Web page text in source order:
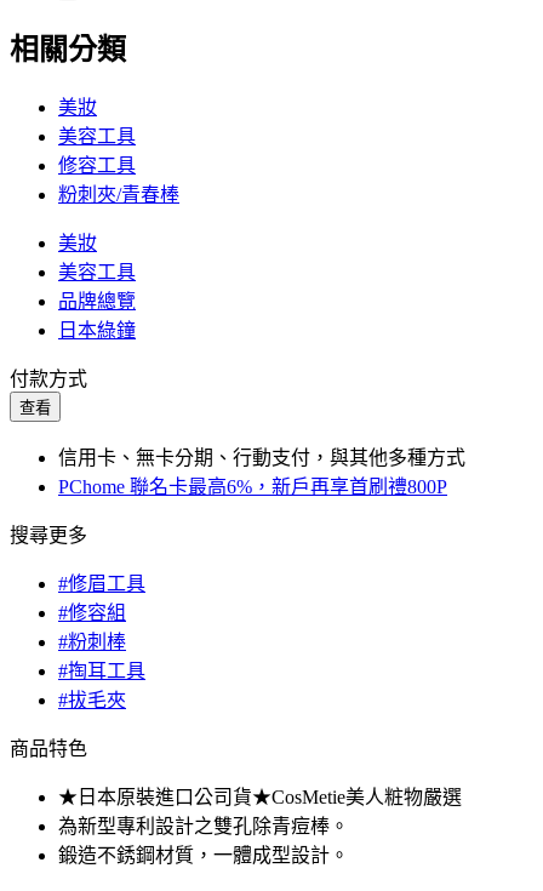
相關分類
美妝
美容工具
修容工具
粉刺夾/青春棒
美妝
美容工具
品牌總覽
日本綠鐘
付款方式
查看
信用卡、無卡分期、行動支付，與其他多種方式
PChome 聯名卡最高6%，新戶再享首刷禮800P
搜尋更多
#修眉工具
#修容組
#粉刺棒
#掏耳工具
#拔毛夾
商品特色
★日本原裝進口公司貨★CosMetie美人粧物嚴選
為新型專利設計之雙孔除青痘棒。
鍛造不銹鋼材質，一體成型設計。